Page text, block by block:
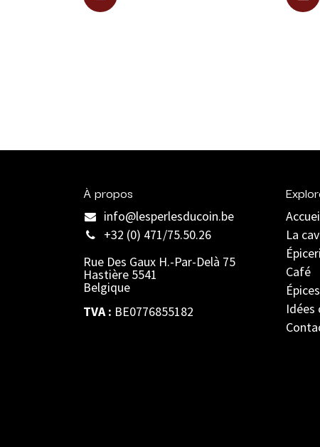
À propos
info@lesperlesducoin.be​
+32 (0) 471/75.50.26
Rue Des Gaux H.-Par-Delà 75
Hastière 5541
Belgique
TVA : BE0776855182
La
Café
Épices
Idées